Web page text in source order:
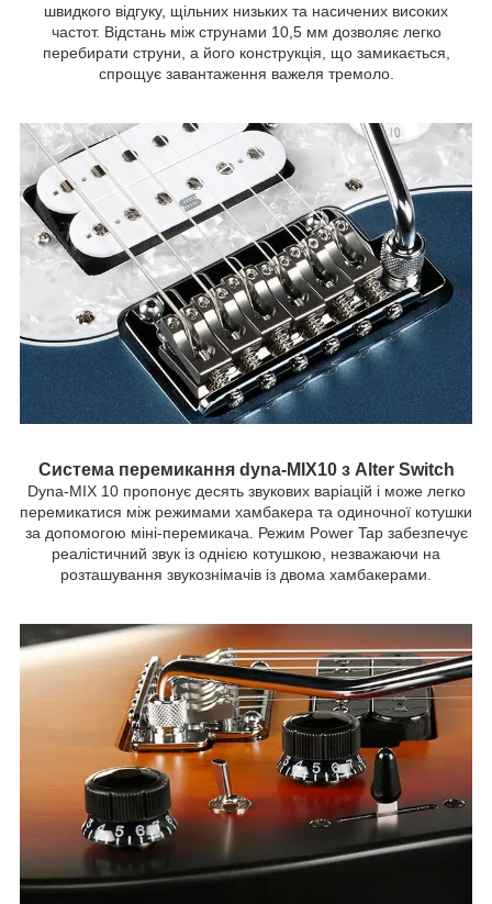
швидкого відгуку, щільних низьких та насичених високих
частот. Відстань між струнами 10,5 мм дозволяє легко
перебирати струни, а його конструкція, що замикається,
спрощує завантаження важеля тремоло.
Система перемикання dyna-MIX10 з Alter Switch
Dyna-MIX 10 пропонує десять звукових варіацій і може легко
перемикатися між режимами хамбакера та одиночної котушки
за допомогою міні-перемикача. Режим Power Tap забезпечує
реалістичний звук із однією котушкою, незважаючи на
розташування звукознімачів із двома хамбакерами.